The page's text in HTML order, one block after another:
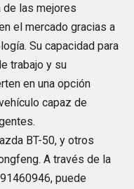
de las mejores
el mercado gracias a
Su capacidad para
trabajo y su
en una opción
capaz de
BT-50, y otros
A través de la
puede